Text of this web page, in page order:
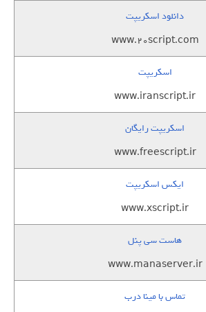
دانلود اسکریپت
www.20script.com
اسکریپت
www.iranscript.ir
اسکریپت رایگان
www.freescript.ir
ایکس اسکریپت
www.xscript.ir
هاست سی پنل
www.manaserver.ir
تماس با مینا درب